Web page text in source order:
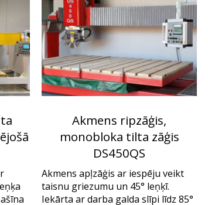
Akmens ripzāģis,
monobloka tilta zāģis
DS450QS
Akmens apļzāģis ar iespēju veikt
taisnu griezumu un 45° leņķī.
Iekārta ar darba galda slīpi līdz 85°